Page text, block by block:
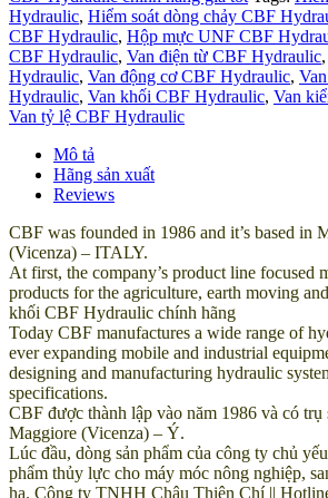
Hydraulic, Hiểm soát dòng chảy CBF
CBF Hydraulic, Hộp mực UNF CBF
CBF Hydraulic, Van điện từ CBF Hydraulic,
Hydraulic, Van động cơ CBF Hydraulic,
Hydraulic, Van khối CBF Hydraulic, Van
Van tỷ lệ CBF Hydraulic
Mô tả
Hãng sản xuất
Reviews
CBF was founded in 1986 and it’s based in
(Vicenza) – ITALY.
At first, the company’s product line focused
products for the agriculture, earth moving
khối CBF Hydraulic chính hãng
Today CBF manufactures a wide range of
ever expanding mobile and industrial
designing and manufacturing hydraulic
specifications.
CBF được thành lập vào năm 1986 và có
Maggiore (Vicenza) – Ý.
Lúc đầu, dòng sản phẩm của công ty chủ
phẩm thủy lực cho máy móc nông nghiệp,
hạ. Công ty TNHH Châu Thiên Chí ||